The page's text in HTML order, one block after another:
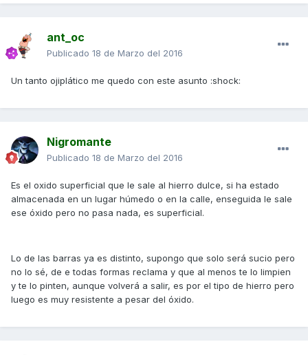
ant_oc
Publicado 18 de Marzo del 2016
Un tanto ojiplático me quedo con este asunto :shock:
Nigromante
Publicado 18 de Marzo del 2016
Es el oxido superficial que le sale al hierro dulce, si ha estado
almacenada en un lugar húmedo o en la calle, enseguida le sale
ese óxido pero no pasa nada, es superficial.
Lo de las barras ya es distinto, supongo que solo será sucio pero
no lo sé, de e todas formas reclama y que al menos te lo limpien
y te lo pinten, aunque volverá a salir, es por el tipo de hierro pero
luego es muy resistente a pesar del óxido.